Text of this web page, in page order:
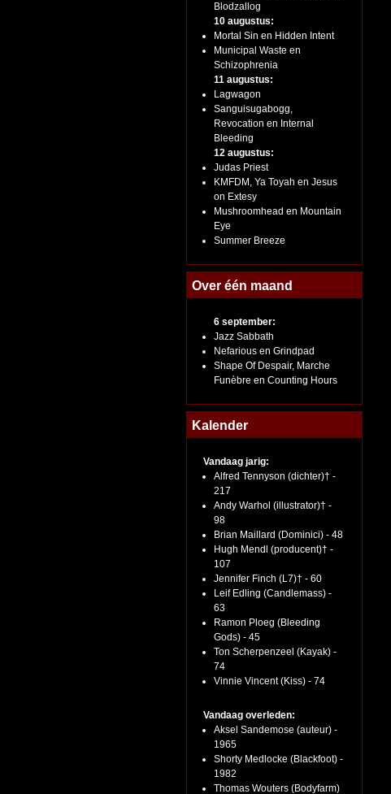
Blodzallog
10 augustus:
Mortal Sin en Hidden Intent
Municipal Waste en
Schizophrenia
11 augustus:
Lagwagon
Sanguisugabogg,
Revocation en Internal
Bleeding
12 augustus:
Judas Priest
KMFDM, Ya Toyah en Jesus
on Extesy
Mushroomhead en Mountain
Eye
Summer Breeze
Over één maand
6 september:
Jazz Sabbath
Nefarious en Grindpad
Shape Of Despair, Marche
Funèbre en Counting Hours
Kalender
Vandaag jarig:
Alfred Tennyson (dichter)† -
217
Andy Warhol (illustrator)† -
98
Brian Maillard (Dominici) - 48
Hugh Mendl (producent)† -
107
Jennifer Finch (L7)† - 60
Leif Edling (Candlemass) -
63
Ramon Ploeg (Bleeding
Gods) - 45
Ton Scherpenzeel (Kayak) -
74
Vinnie Vincent (Kiss) - 74
Vandaag overleden:
Aksel Sandemose (auteur) -
1965
Shorty Medlocke (Blackfoot) -
1982
Thomas Wouters (Bodyfarm)